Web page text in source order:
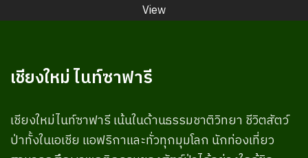
View
เชียงใหม่ ไนท์ซาฟารี
เชียงใหม่ไนท์ซาฟารี เน้นในด้านธรรมชาติวิทยา ชีวิตสัตว์
ป่าทั้งในเอเชีย แอฟริกาและทั่วทุกมุมโลก นักท่องเที่ยว